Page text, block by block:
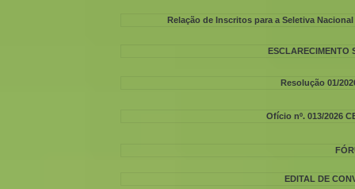
EDITAL DE
Resolução 01/
ESCLARECIMENTO
Relação de Inscritos para a Seletiva
Ofício nº. 013/2026